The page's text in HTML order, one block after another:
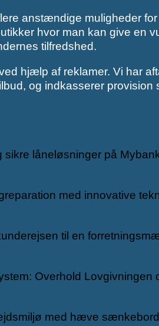
anstændige muligheder
hvor man kan give en
tilfredshed.
hjælp af reklamer. Vi har
og indkasserer
sikre låneløsninger på
med innovative
til en
Overhold Lovgivningen
med hæve